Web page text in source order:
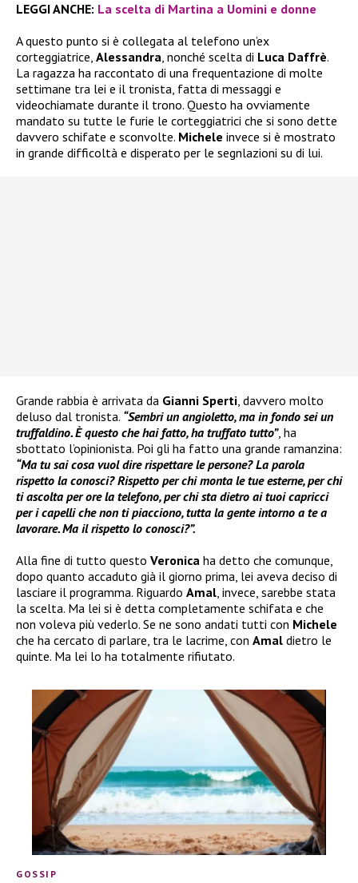
LEGGI ANCHE: La scelta di Martina a Uomini e donne
A questo punto si è collegata al telefono un’ex
corteggiatrice, Alessandra, nonché scelta di Luca Daffrè.
La ragazza ha raccontato di una frequentazione di molte
settimane tra lei e il tronista, fatta di messaggi e
videochiamate durante il trono. Questo ha ovviamente
mandato su tutte le furie le corteggiatrici che si sono dette
davvero schifate e sconvolte. Michele invece si è mostrato
in grande difficoltà e disperato per le segnlazioni su di lui.
Grande rabbia è arrivata da Gianni Sperti, davvero molto
deluso dal tronista. “Sembri un angioletto, ma in fondo sei un
truffaldino. È questo che hai fatto, ha truffato tutto”, ha
sbottato l’opinionista. Poi gli ha fatto una grande ramanzina:
“Ma tu sai cosa vuol dire rispettare le persone? La parola
rispetto la conosci? Rispetto per chi monta le tue esterne, per chi
ti ascolta per ore la telefono, per chi sta dietro ai tuoi capricci
per i capelli che non ti piacciono, tutta la gente intorno a te a
lavorare. Ma il rispetto lo conosci?”.
Alla fine di tutto questo Veronica ha detto che comunque,
dopo quanto accaduto già il giorno prima, lei aveva deciso di
lasciare il programma. Riguardo Amal, invece, sarebbe stata
la scelta. Ma lei si è detta completamente schifata e che
non voleva più vederlo. Se ne sono andati tutti con Michele
che ha cercato di parlare, tra le lacrime, con Amal dietro le
quinte. Ma lei lo ha totalmente rifiutato.
GOSSIP